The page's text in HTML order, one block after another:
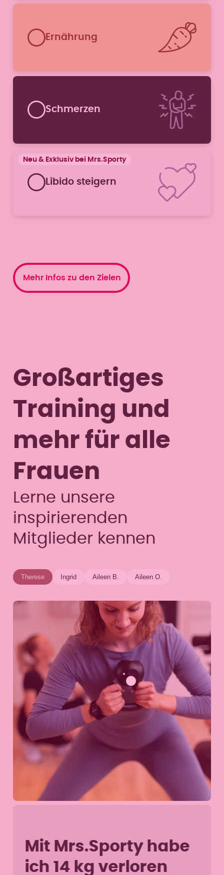
Ernährung
Schmerzen
Libido steigern
Mehr Infos zu den Zielen
Großartiges
Training und
mehr für alle
Frauen
Lerne unsere
inspirierenden
Mitglieder kennen
Therese Ingrid Aileen B. Aileen O.
Mit Mrs.Sporty habe
ich 14 kg verloren